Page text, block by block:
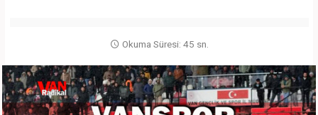
Okuma Süresi: 45 sn.